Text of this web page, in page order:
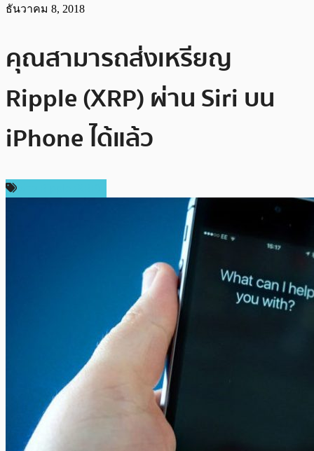
ธันวาคม 8, 2018
คุณสามารถส่งเหรียญ
Ripple (XRP) ผ่าน Siri บน
iPhone ได้แล้ว